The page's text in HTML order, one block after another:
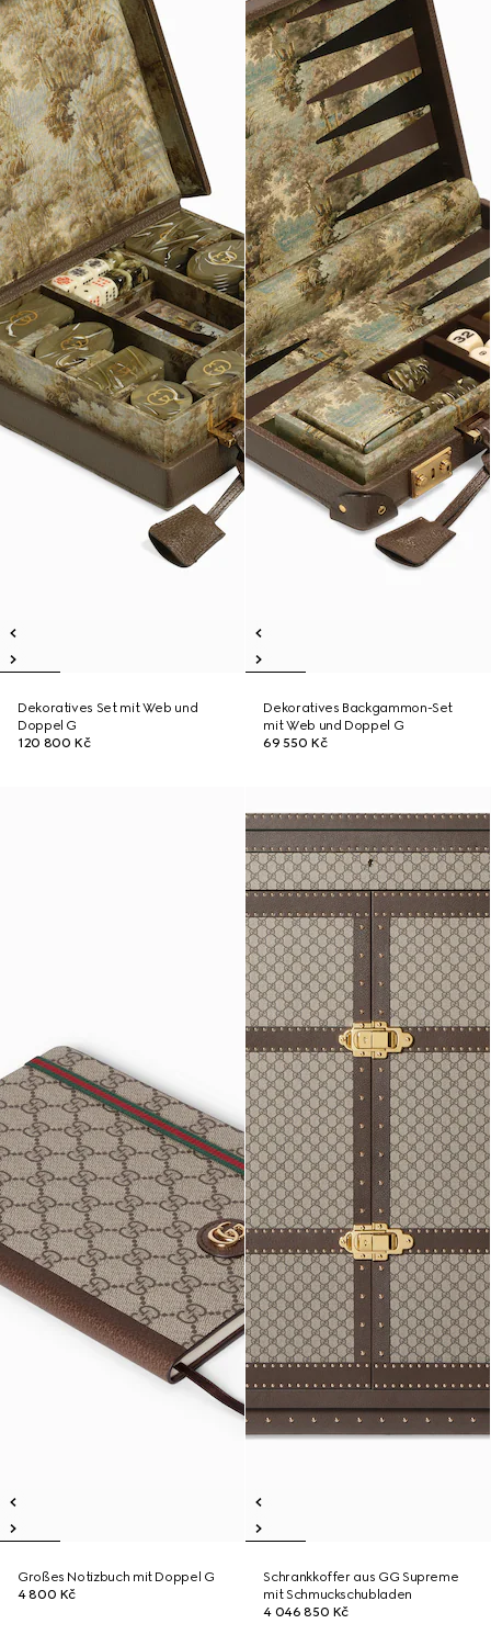
Dekoratives Set mit Web und
Doppel G
120 800 Kč
Dekoratives Backgammon-Set
mit Web und Doppel G
69 550 Kč
Großes Notizbuch mit Doppel G
4 800 Kč
Schrankkoffer aus GG Supreme
mit Schmuckschubladen
4 046 850 Kč